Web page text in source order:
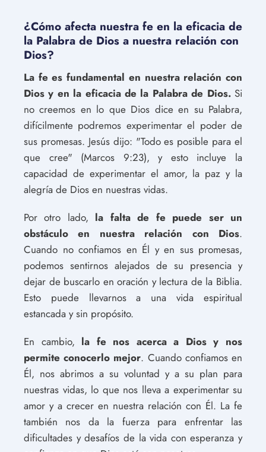
¿Cómo afecta nuestra fe en la eficacia de
la Palabra de Dios a nuestra relación con
Dios?
La fe es fundamental en nuestra relación con
Dios y en la eficacia de la Palabra de Dios.Si
no creemos en lo que Dios dice en su Palabra,
difícilmente podremos experimentar el poder de
sus promesas. Jesús dijo: "Todo es posible para el
que cree" (Marcos 9:23), y esto incluye la
capacidad de experimentar el amor, la paz y la
alegría de Dios en nuestras vidas.
Por otro lado, la falta de fe puede ser un
obstáculo en nuestra relación con Dios.
Cuando no confiamos en Él y en sus promesas,
podemos sentirnos alejados de su presencia y
dejar de buscarlo en oración y lectura de la Biblia.
Esto puede llevarnos a una vida espiritual
estancada y sin propósito.
En cambio, la fe nos acerca a Dios y nos
permite conocerlo mejor. Cuando confiamos en
Él, nos abrimos a su voluntad y a su plan para
nuestras vidas, lo que nos lleva a experimentar su
amor y a crecer en nuestra relación con Él. La fe
también nos da la fuerza para enfrentar las
dificultades y desafíos de la vida con esperanza y